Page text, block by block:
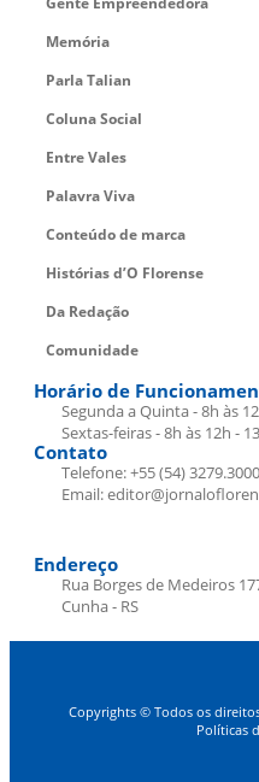
Memória
Parla Talian
Coluna Social
Entre Vales
Palavra Viva
Conteúdo de marca
Histórias d’O Florense
Da Redação
Comunidade
Horário de
Segunda a Quinta - 8h às
Sextas-feiras - 8h às 12h -
Contato
Telefone: +55 (54) 3279.3000
Email:
Endereço
Rua Borges de Medeiros
Cunha - RS
Copyrights © Todos os
Políticas